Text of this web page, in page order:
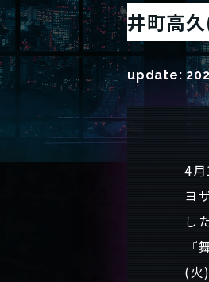
井町高
update:
4
ヨ
し
『
(火